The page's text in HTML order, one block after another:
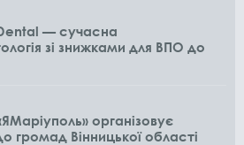
— сучасна
зі знижками для ВПО до
організовує
громад Вінницької області